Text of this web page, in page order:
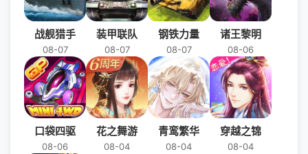
战舰猎手
08-07
装甲联队
08-07
钢铁力量
08-07
诸王黎明
08-06
口袋四驱
08-06
花之舞游
08-04
青鸾繁华
08-04
穿越之锦
08-04